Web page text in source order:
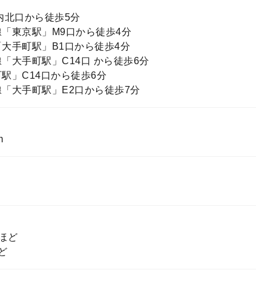
北口から徒歩5分
東京駅」M9口から徒歩4分
手町駅」B1口から徒歩4分
大手町駅」C14口 から徒歩6分
」C14口から徒歩6分
大手町駅」E2口から徒歩7分
ど